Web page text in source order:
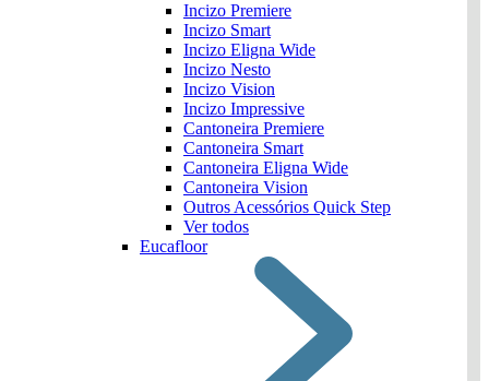
Incizo Premiere
Incizo Smart
Incizo Eligna Wide
Incizo Nesto
Incizo Vision
Incizo Impressive
Cantoneira Premiere
Cantoneira Smart
Cantoneira Eligna Wide
Cantoneira Vision
Outros Acessórios Quick Step
Ver todos
Eucafloor